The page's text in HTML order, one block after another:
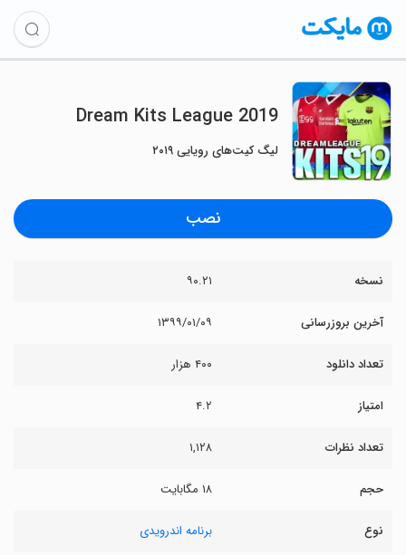
Dream Kits League 2019
لیگ کیت‌های رویایی ۲۰۱۹
نصب
نسخه ۹۰.۲۱
آخرین بروزرسانی ۱۳۹۹/۰۱/۰۹
تعداد دانلود ۴۰۰ هزار
امتیاز ۴.۲
تعداد نظرات ۱,۱۲۸
حجم ۱۸ مگابایت
نوع برنامه اندرویدی